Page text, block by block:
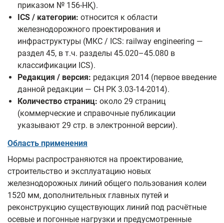
приказом № 156-НҚ).
ICS / категории: относится к области
железнодорожного проектирования и
инфраструктуры (МКС / ICS: railway engineering —
раздел 45, в т.ч. разделы 45.020–45.080 в
классификации ICS).
Редакция / версия: редакция 2014 (первое введение
данной редакции — СН РК 3.03-14-2014).
Количество страниц: около 29 страниц
(коммерческие и справочные публикации
указывают 29 стр. в электронной версии).
Область применения
Нормы распространяются на проектирование,
строительство и эксплуатацию новых
железнодорожных линий общего пользования колеи
1520 мм, дополнительных главных путей и
реконструкцию существующих линий под расчётные
осевые и погонные нагрузки и предусмотренные